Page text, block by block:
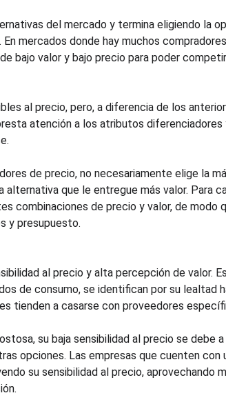
del mercado y termina eligiendo la
mercados donde hay muchos
bajo valor y bajo precio para poder
al precio, pero, a diferencia de los
atención a los atributos diferenciadores
de precio, no necesariamente elige la
que le entregue más valor. Para
combinaciones de precio y valor, de modo
y presupuesto.
al precio y alta percepción de valor.
de consumo, se identifican por su lealtad
tienden a casarse con proveedores
su baja sensibilidad al precio se debe
opciones. Las empresas que cuenten
su sensibilidad al precio, aprovechando